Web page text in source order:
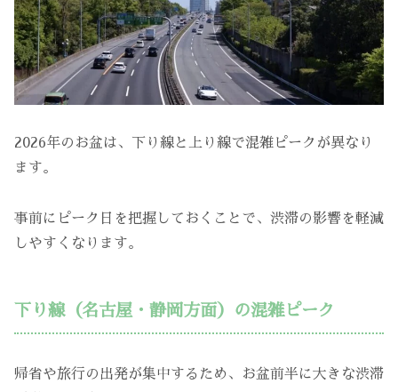
2026年のお盆は、下り線と上り線で混雑ピークが異なり
ます。
事前にピーク日を把握しておくことで、渋滞の影響を軽減
しやすくなります。
下り線（名古屋・静岡方面）の混雑ピーク
帰省や旅行の出発が集中するため、お盆前半に大きな渋滞